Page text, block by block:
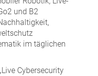
und B2
im täglichen
Cybersecurity